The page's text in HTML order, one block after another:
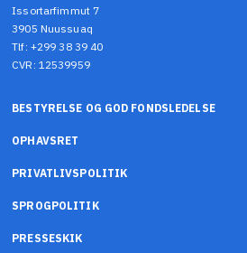
Issortarfimmut 7
3905 Nuussuaq
Tlf: +299 38 39 40
CVR: 12539959
BESTYRELSE OG GOD FONDSLEDELSE
OPHAVSRET
PRIVATLIVSPOLITIK
SPROGPOLITIK
PRESSESKIK